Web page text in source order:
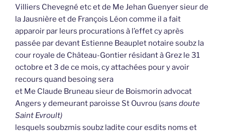
Villiers Chevegné etc et de Me Jehan Guenyer sieur de
la Jausnière et de François Léon comme il a fait
apparoir par leurs procurations à l’effet cy après
passée par devant Estienne Beauplet notaire soubz la
cour royale de Château-Gontier résidant à Grez le 31
octobre et 3 de ce mois, cy attachées pour y avoir
recours quand besoing sera
et Me Claude Bruneau sieur de Boismorin advocat
Angers y demeurant paroisse St Ouvrou (sans doute
Saint Evroult)
lesquels soubzmis soubz ladite cour esdits noms et